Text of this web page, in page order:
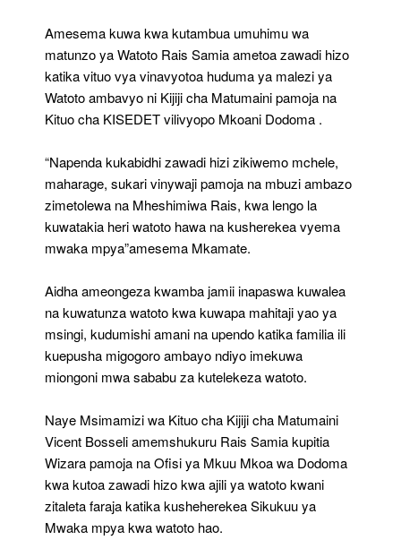
Amesema kuwa kwa kutambua umuhimu wa
matunzo ya Watoto Rais Samia ametoa zawadi hizo
katika vituo vya vinavyotoa huduma ya malezi ya
Watoto ambavyo ni Kijiji cha Matumaini pamoja na
Kituo cha KISEDET vilivyopo Mkoani Dodoma .
“Napenda kukabidhi zawadi hizi zikiwemo mchele,
maharage, sukari vinywaji pamoja na mbuzi ambazo
zimetolewa na Mheshimiwa Rais, kwa lengo la
kuwatakia heri watoto hawa na kusherekea vyema
mwaka mpya”amesema Mkamate.
Aidha ameongeza kwamba jamii inapaswa kuwalea
na kuwatunza watoto kwa kuwapa mahitaji yao ya
msingi, kudumishi amani na upendo katika familia ili
kuepusha migogoro ambayo ndiyo imekuwa
miongoni mwa sababu za kutelekeza watoto.
Naye Msimamizi wa Kituo cha Kijiji cha Matumaini
Vicent Bosseli amemshukuru Rais Samia kupitia
Wizara pamoja na Ofisi ya Mkuu Mkoa wa Dodoma
kwa kutoa zawadi hizo kwa ajili ya watoto kwani
zitaleta faraja katika kusheherekea Sikukuu ya
Mwaka mpya kwa watoto hao.